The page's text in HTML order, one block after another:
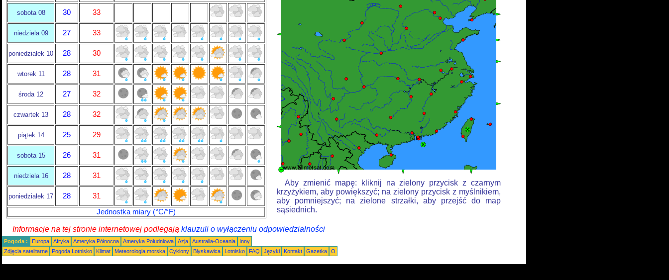
sobota 08 30 33
niedziela 09 27 33
poniedziałek 10 28 30
wtorek 11 28 31
środa 12 27 32
czwartek 13 28 32
piątek 14 25 29
sobota 15 26 31
niedziela 16 28 31
poniedziałek 17 28
31
Jednostka miary (°C/°F)
Aby zmienić mapę: kliknij na zielony przycisk z czarnym
krzyżykiem, aby powiększyć; na zielony przycisk z myślnikiem,
aby pomniejszyć; na zielone strzałki, aby przejść do map
sąsiednich.
Informacje na tej stronie internetowej podlegają klauzuli o wyłączeniu odpowiedzialności
Pogoda : Europa Afryka Ameryka Północna Ameryka Południowa Azja Australia-Oceania
Inny
Zdjęcia satelitarne
Pogoda Lotnisko Klimat Meteorologia morska Cyklony Błyskawica Lotnisko FAQ Języki Kontakt Gazetka O